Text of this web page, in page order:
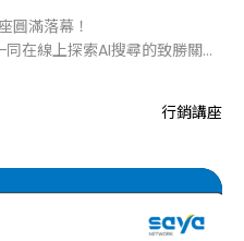
圓滿落幕！
在線上探索AI搜尋的致勝關
行銷講座